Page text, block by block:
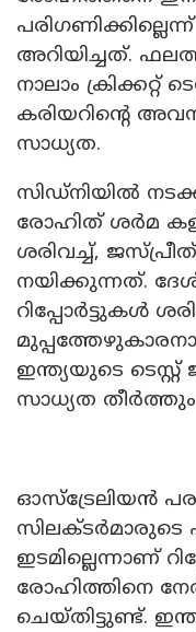
അറിയിച്ചത്.
നാലാം ക്രിക്കറ്റ്
കരിയറിന്റെ
സാധ്യത.
സിഡ്നിയിൽ
രോഹിത് ശർമ
ശരിവച്ച്,
നയിക്കുന്നത്.
റിപ്പോർട്ടുകൾ
ഇന്ത്യയുടെ
സാധ്യത തീർത്തും
ഓസ്ട്രേലിയൻ
സിലക്ടർമാരുടെ
ഇടമില്ലെന്നാണ്
രോഹിത്തിനെ
ചെയ്തിട്ടുണ്ട്.